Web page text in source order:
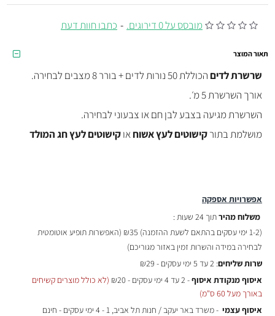
מובסס על 0 דירוגים. - כתבו חוות דעת
אפשרויות אספקה
משלוח מהירתוך 24 שעות :
(1-2 ימי עסקים בהתאם לשעת ההזמנה)
₪35 (האפשרות תופיע אוטומטית
לבחירה במידה והשרות זמין באזור מגוריכם)
שרות שליחים: 2 עד 5 ימי עסקים - ₪29
איסוף מנקודת איסוף- 2 עד 4 ימי עסקים - ₪20
(לא כולל מוצרים קשיחים
באורך מעל 60 ס"מ)
איסוף עצמי - משרד באר יעקב / חנות תל אביב, 1 - 4 ימי עסקים - חינם
תאור המוצר
שרשרת לדיםהכוללת 50 נורות לדים + בורר 8 מצבים לבחירה.
אורך השרשרת 5 מ׳.
השרשרת מגיעה בצבע לבן חם או צבעוני לבחירה.
מושלמת בתורקישוטים לעץ אשוחאוקישוטים לעץ חג המולד